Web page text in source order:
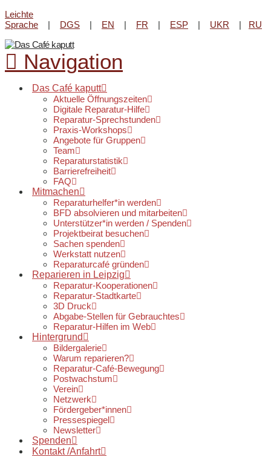
Leichte
Sprache | DGS | EN | FR | ESP | UKR | RU
Navigation
Das Café kaputt
Aktuelle Öffnungszeiten
Digitale Reparatur-Hilfe
Reparatur-Sprechstunden
Praxis-Workshops
Angebote für Gruppen
Team
Reparaturstatistik
Barrierefreiheit
FAQ
Mitmachen
Reparaturhelfer*in werden
BFD absolvieren und mitarbeiten
Unterstützer*in werden / Spenden
Projektbeirat besuchen
Sachen spenden
Werkstatt nutzen
Reparaturcafé gründen
Reparieren in Leipzig
Reparatur-Kooperationen
Reparatur-Stadtkarte
3D Druck
Abgabe-Stellen für Gebrauchtes
Reparatur-Hilfen im Web
Hintergrund
Bildergalerie
Warum reparieren?
Reparatur-Café-Bewegung
Postwachstum
Verein
Netzwerk
Fördergeber*innen
Pressespiegel
Newsletter
Spenden
Kontakt /Anfahrt
Reparatur-Angebot im Lene-
Voigt Park beimKultur-Kiosk
am
Infos & Öffnungszeiten